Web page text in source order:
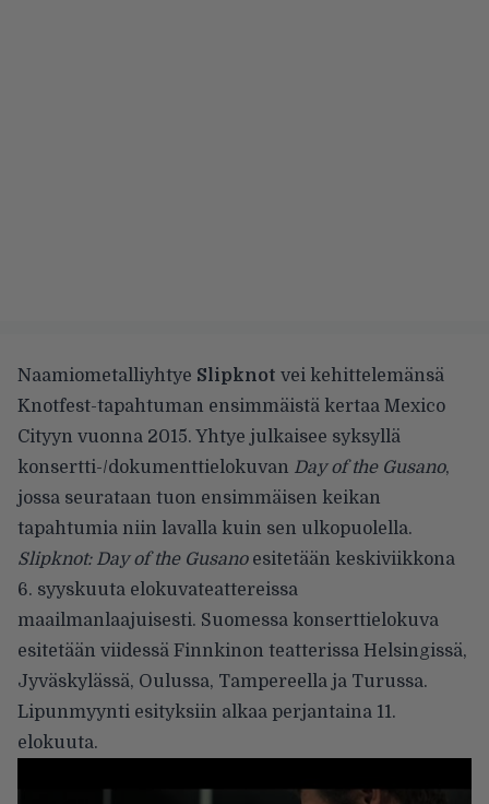
Naamiometalliyhtye Slipknot vei kehittelemänsä
Knotfest-tapahtuman ensimmäistä kertaa Mexico
Cityyn vuonna 2015. Yhtye julkaisee syksyllä
konsertti-/dokumenttielokuvan Day of the Gusano,
jossa seurataan tuon ensimmäisen keikan
tapahtumia niin lavalla kuin sen ulkopuolella.
Slipknot: Day of the Gusanoesitetään keskiviikkona
6. syyskuuta elokuvateattereissa
maailmanlaajuisesti. Suomessa konserttielokuva
esitetään viidessä Finnkinon teatterissa Helsingissä,
Jyväskylässä, Oulussa, Tampereella ja Turussa.
Lipunmyynti esityksiin alkaa perjantaina 11.
elokuuta.